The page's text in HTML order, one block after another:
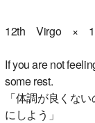
12th Virgo ×
If you are not
some rest.
「体調が良くな
にしよう」